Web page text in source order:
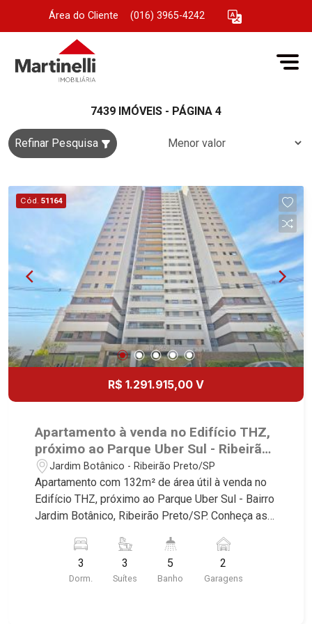
Área do Cliente (016) 3965-4242
7439 IMÓVEIS - PÁGINA 4
Refinar Pesquisa
Cód. 51164
R$ 1.291.915,00 V
Apartamento à venda no Edifício THZ,
próximo ao Parque Uber Sul - Ribeirão
Preto/SP.
Jardim Botânico - Ribeirão Preto/SP
Apartamento com 132m² de área útil à venda no
Edifício THZ, próximo ao Parque Uber Sul - Bairro
Jardim Botânico, Ribeirão Preto/SP. Conheça as
Imobiliária selecionou para você: - 132m² de área
útil - 3 suítes - Sala 2 ambientes - Lavabo -
Cozinha - Área de serviço - Banheiro de serviço -
3
Dorm.
3
Suítes
5
Banho
2
Garagens